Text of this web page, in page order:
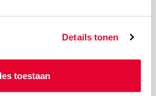
Details tonen
toestaan